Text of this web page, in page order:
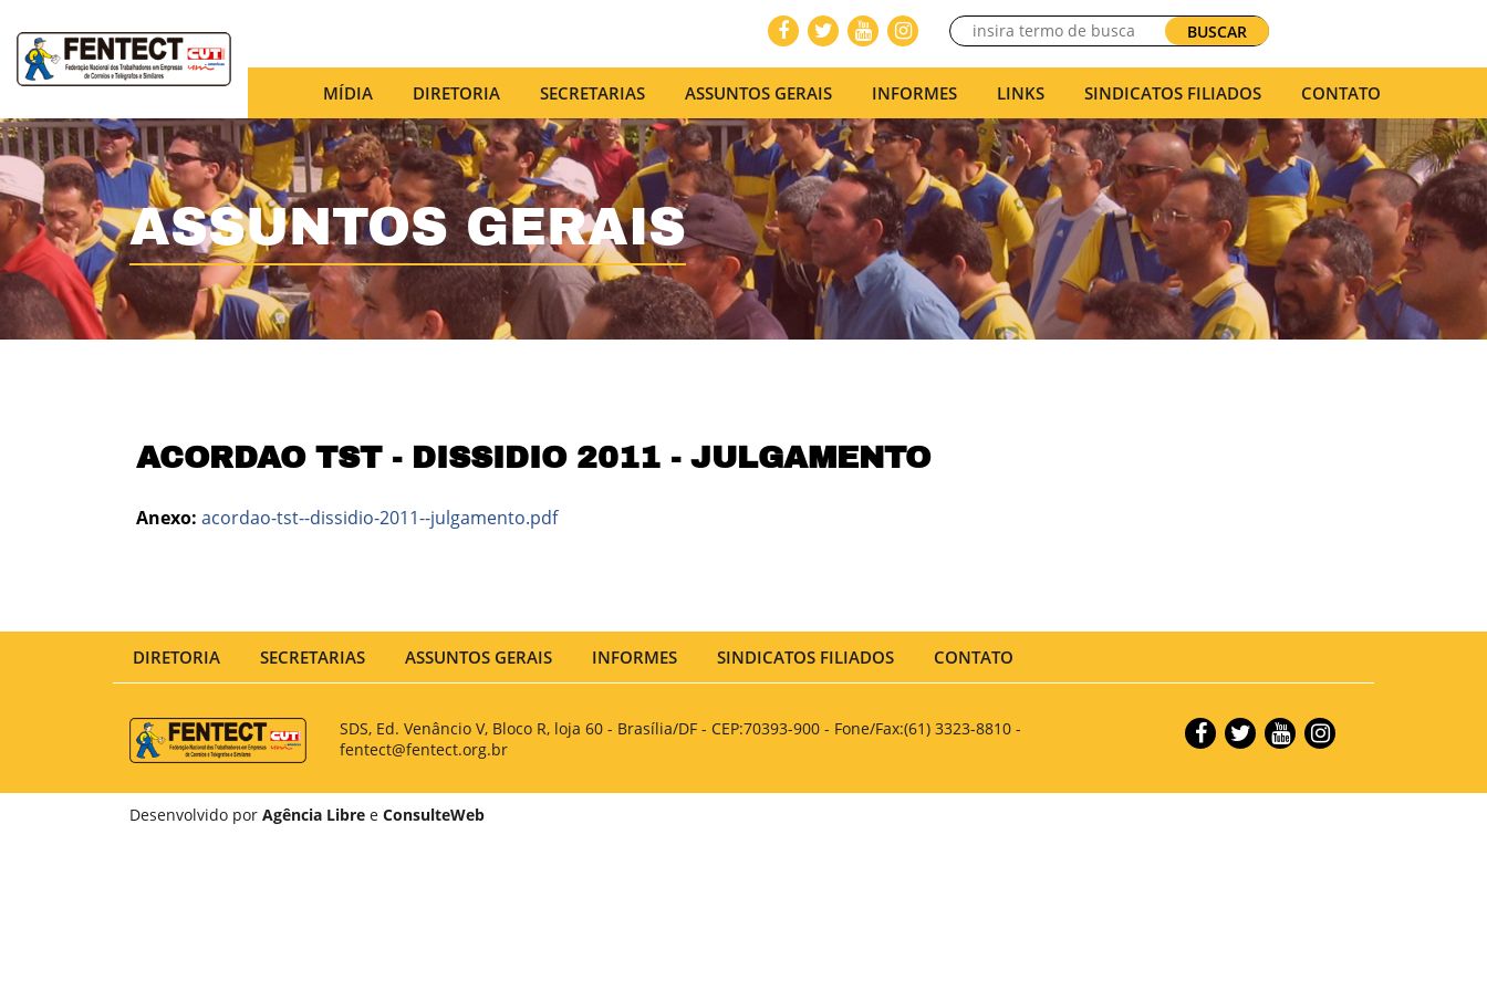
BUSCAR
MÍDIA DIRETORIA SECRETARIAS ASSUNTOS GERAIS INFORMES LINKS SINDICATOS FILIADOS CONTATO
ASSUNTOS GERAIS
ACORDAO TST - DISSIDIO 2011 - JULGAMENTO
Anexo: acordao-tst--dissidio-2011--julgamento.pdf
DIRETORIA SECRETARIAS ASSUNTOS GERAIS INFORMES SINDICATOS FILIADOS CONTATO
SDS, Ed. Venâncio V, Bloco R, loja 60 - Brasília/DF - CEP:70393-900 - Fone/Fax:(61) 3323-8810 -
fentect@fentect.org.br
Desenvolvido por Agência Libre e ConsulteWeb